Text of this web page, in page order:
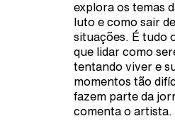
explora os temas
luto e como sair
situações. É tudo
que lidar como
tentando viver e
momentos tão
fazem parte da
comenta o artista.